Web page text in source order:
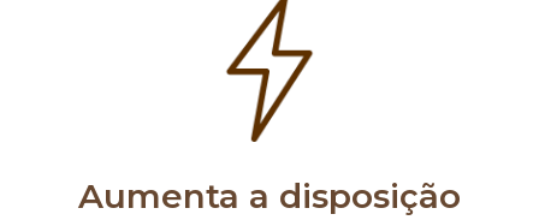
Aumenta a disposição